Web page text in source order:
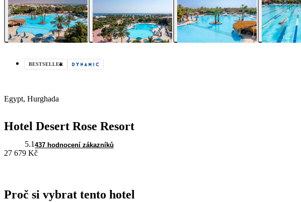
BESTSELLER
Egypt, Hurghada
Hotel Desert Rose Resort
5.1 437 hodnocení zákazníků
27 679 Kč
Proč si vybrat tento hotel